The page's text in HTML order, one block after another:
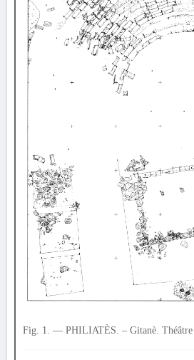
Fig. 1. — PHILIATÈS. – Gitanè. Théâtre